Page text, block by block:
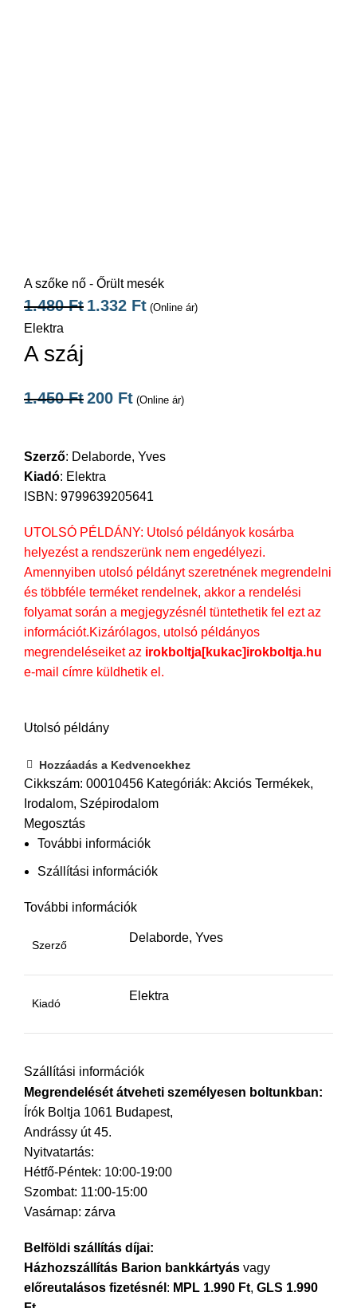
A szőke nő - Őrült mesék
1.480Ft 1.332 Ft (Online ár)
Elektra
A száj
1.450Ft200 Ft (Online ár)
Szerző: Delaborde, Yves
Kiadó: Elektra
ISBN: 9799639205641
UTOLSÓ PÉLDÁNY: Utolsó példányok kosárba
helyezést a rendszerünk nem engedélyezi.
Amennyiben utolsó példányt szeretnének megrendelni
és többféle terméket rendelnek, akkor a rendelési
folyamat során a megjegyzésnél tüntethetik fel ezt az
információt.Kizárólagos, utolsó példányos
megrendeléseiket az irokboltja[kukac]irokboltja.hu
e-mail címre küldhetik el.
Utolsó példány
Hozzáadás a Kedvencekhez
Cikkszám: 00010456 Kategóriák: Akciós Termékek,
Irodalom, Szépirodalom
Megosztás
További információk
Szállítási információk
További információk
Szerző
Delaborde, Yves
Kiadó
Elektra
Szállítási információk
Megrendelését átveheti személyesen boltunkban:
Írók Boltja 1061 Budapest,
Andrássy út 45.
Nyitvatartás:
Hétfő-Péntek: 10:00-19:00
Szombat: 11:00-15:00
Vasárnap: zárva
Belföldi szállítás díjai:
Házhozszállítás Barion bankkártyás vagy
előreutalásos fizetésnél : MPL 1.990 Ft, GLS 1.990